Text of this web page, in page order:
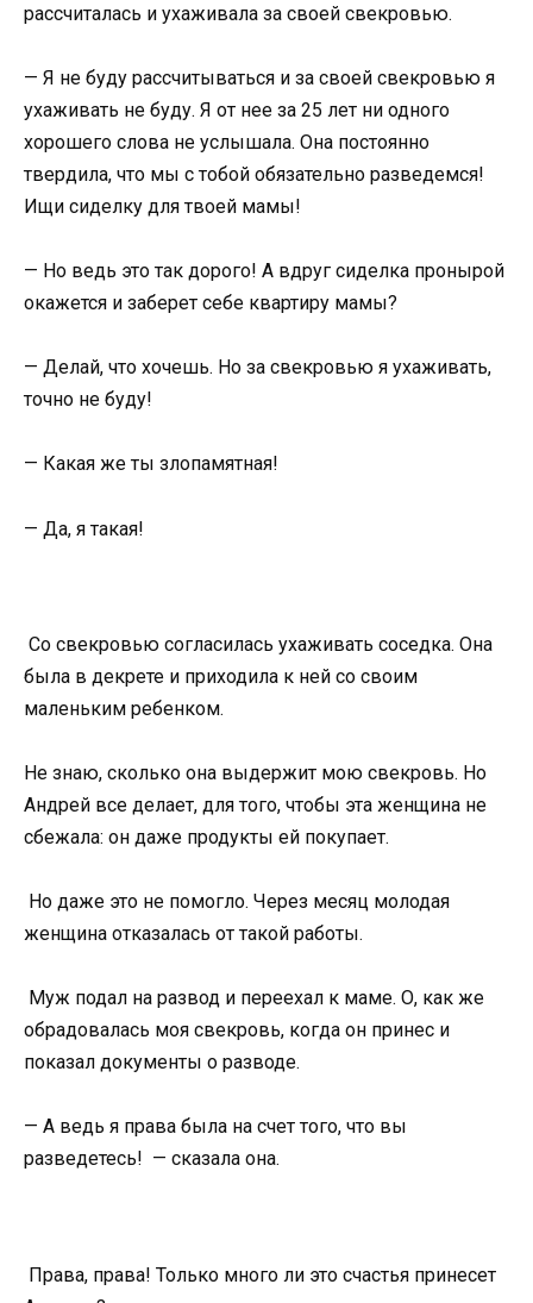
рассчиталась и ухаживала за своей свекровью.
— Я не буду рассчитываться и за своей свекровью я
ухаживать не буду. Я от нее за 25 лет ни одного
хорошего слова не услышала. Она постоянно
твердила, что мы с тобой обязательно разведемся!
Ищи сиделку для твоей мамы!
— Но ведь это так дорого! А вдруг сиделка пронырой
окажется и заберет себе квартиру мамы?
— Делай, что хочешь. Но за свекровью я ухаживать,
точно не буду!
— Какая же ты злопамятная!
— Да, я такая!
Со свекровью согласилась ухаживать соседка. Она
была в декрете и приходила к ней со своим
маленьким ребенком.
Не знаю, сколько она выдержит мою свекровь. Но
Андрей все делает, для того, чтобы эта женщина не
сбежала: он даже продукты ей покупает.
Но даже это не помогло. Через месяц молодая
женщина отказалась от такой работы.
Муж подал на развод и переехал к маме. О, как же
обрадовалась моя свекровь, когда он принес и
показал документы о разводе.
— А ведь я права была на счет того, что вы
разведетесь! — сказала она.
Права, права! Только много ли это счастья принесет